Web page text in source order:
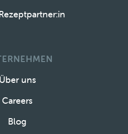
Über uns
Careers
Blog